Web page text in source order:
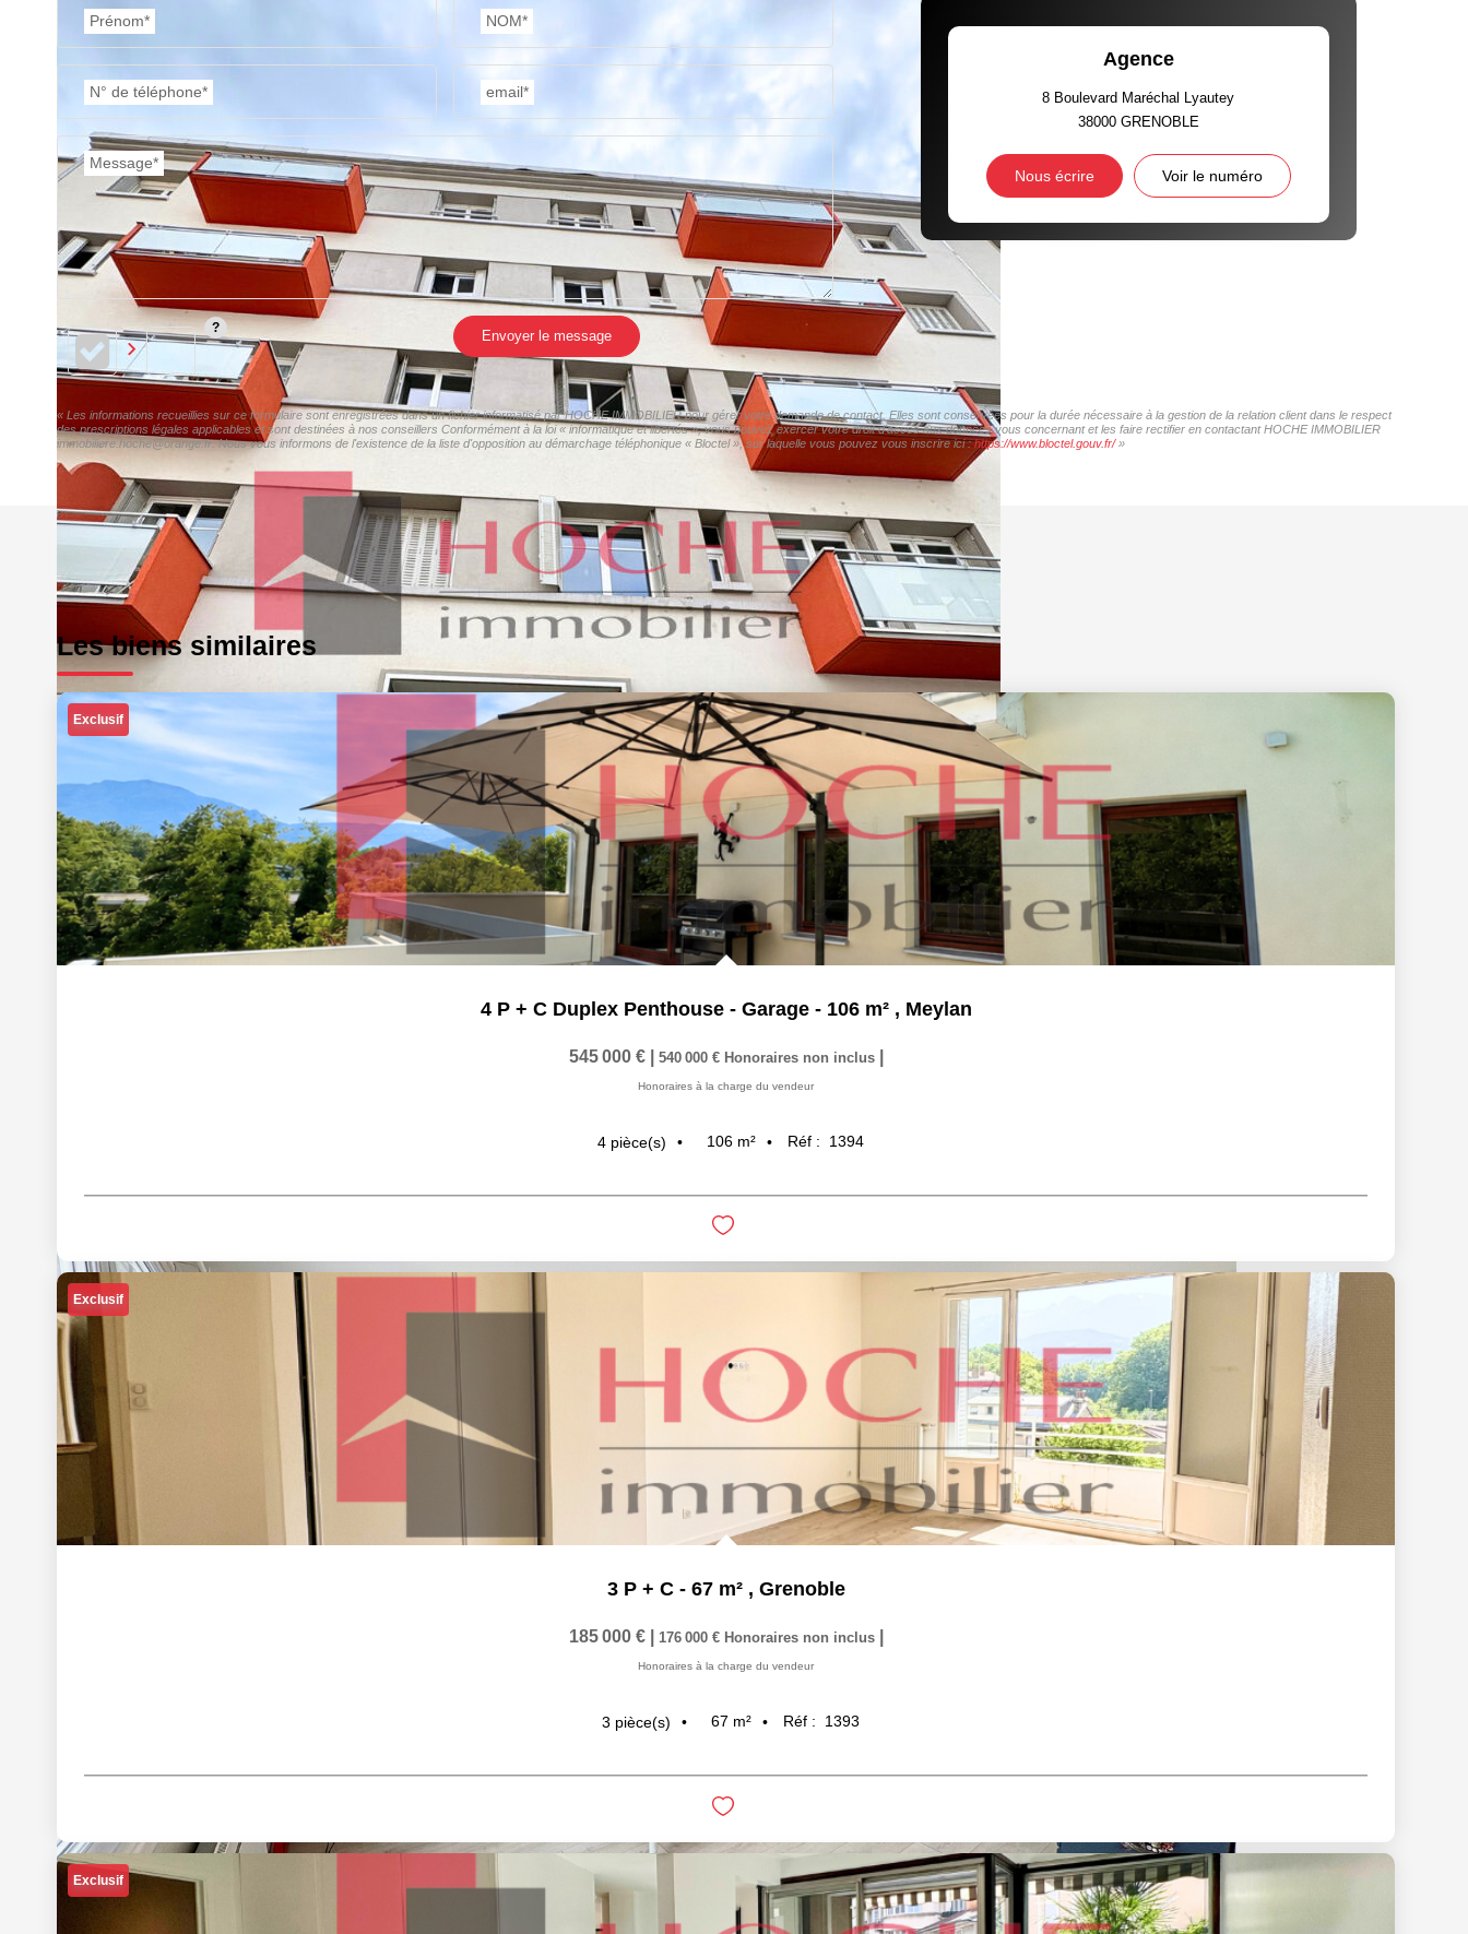
Prénom* NOM*
N° de téléphone* email*
Message*
Envoyer le message
Agence
8 Boulevard Maréchal Lyautey
38000 GRENOBLE
Nous écrire Voir le numéro
« Les informations recueillies sur ce formulaire sont enregistrées dans un fichier informatisé par HOCHE IMMOBILIER pour gérer votre demande de contact. Elles sont conservées pour la durée nécessaire à la gestion de la relation client dans le respect
des prescriptions légales applicables et sont destinées à nos conseillers Conformément à la loi « informatique et libertés », vous pouvez exercer votre droit d'accès aux données vous concernant et les faire rectifier en contactant HOCHE IMMOBILIER
immobiliere.hoche@orange.fr. Nous vous informons de l'existence de la liste d'opposition au démarchage téléphonique « Bloctel », sur laquelle vous pouvez vous inscrire ici :https://www.bloctel.gouv.fr/»
Les biens similaires
Exclusif
4 P + C Duplex Penthouse - Garage - 106 m² , Meylan
545 000 € 540 000 € Honoraires non inclus
Honoraires à la charge du vendeur
4 pièce(s) 106 m² Réf : 1394
Exclusif
3 P + C - 67 m² , Grenoble
185 000 € 176 000 € Honoraires non inclus
Honoraires à la charge du vendeur
3 pièce(s) 67 m² Réf : 1393
Exclusif